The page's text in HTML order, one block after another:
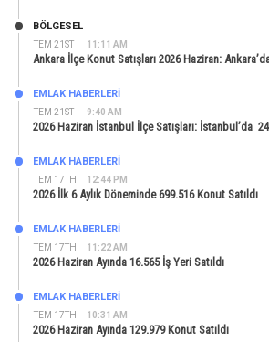
TEM 21ST 11:11 AM
BÖLGESEL
Ankara İlçe Konut Satışları 2026 Haziran:
TEM 21ST 9:40 AM
EMLAK HABERLERI
2026 Haziran İstanbul İlçe Satışları: İstanbul’da
TEM 17TH 12:44 PM
EMLAK HABERLERI
2026 İlk 6 Aylık Döneminde 699.516 Konut Satıldı
TEM 17TH 11:22 AM
EMLAK HABERLERI
2026 Haziran Ayında 16.565 İş Yeri Satıldı
TEM 17TH 10:31 AM
EMLAK HABERLERI
2026 Haziran Ayında 129.979 Konut Satıldı